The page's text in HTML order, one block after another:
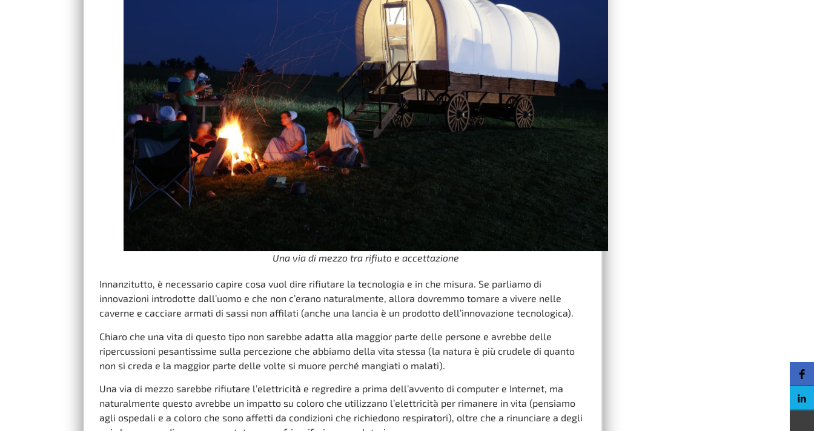
Una via di mezzo tra rifiuto e accettazione
Innanzitutto, è necessario capire cosa vuol dire rifiutare la tecnologia e in che misura. Se parliamo di
innovazioni introdotte dall’uomo e che non c’erano naturalmente, allora dovremmo tornare a vivere nelle
caverne e cacciare armati di sassi non affilati (anche una lancia è un prodotto dell’innovazione tecnologica).
Chiaro che una vita di questo tipo non sarebbe adatta alla maggior parte delle persone e avrebbe delle
ripercussioni pesantissime sulla percezione che abbiamo della vita stessa (la natura è più crudele di quanto
non si creda e la maggior parte delle volte si muore perché mangiati o malati).
Una via di mezzo sarebbe rifiutare l’elettricità e regredire a prima dell’avvento di computer e Internet, ma
naturalmente questo avrebbe un impatto su coloro che utilizzano l’elettricità per rimanere in vita (pensiamo
agli ospedali e a coloro che sono affetti da condizioni che richiedono respiratori), oltre che a rinunciare a degli